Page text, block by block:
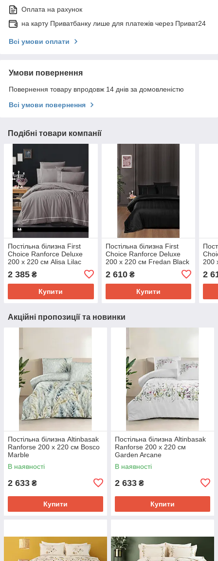
Оплата на рахунок
на карту Приватбанку лише для платежів через Приват24
Всі умови оплати
Умови повернення
Повернення товару впродовж 14 днів за домовленістю
Всі умови повернення
Подібні товари компанії
Постільна білизна First
Choice Ranforce Deluxe
200 х 220 см Alisa Lilac
2 385 ₴
Купити
Постільна білизна First
Choice Ranforce Deluxe
200 х 220 см Fredan Black
2 610₴
Купити
200
2
Акційні пропозиції та новинки
Постільна білизна Altinbasak
Ranforse 200 х 220 см Bosco
Marble
В наявності
2 633 ₴
Купити
Постільна білизна Altinbasak
Ranforse 200 х 220 см
Garden Arcane
В наявності
2 633 ₴
Купити